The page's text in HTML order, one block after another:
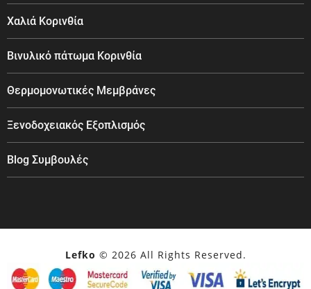
Χαλιά Κορινθία
Βινυλικό πάτωμα Κορινθία
Θερμομονωτικές Μεμβράνες
Ξενοδοχειακός Εξοπλισμός
Blog Συμβουλές
Lefko © 2026 All Rights Reserved.